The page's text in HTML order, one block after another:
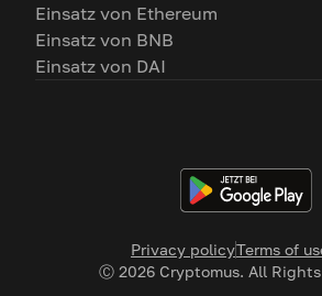
Privacy policyTerms of
Ⓒ 2026Cryptomus. All Rights
Einsatz von Ethereum
Einsatz von BNB
Einsatz von DAI